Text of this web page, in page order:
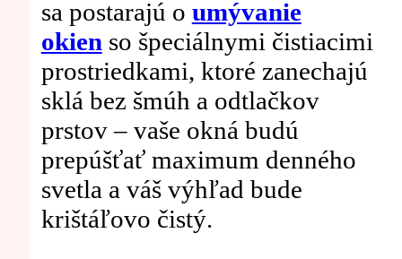
sa postarajú o umývanie
okienso špeciálnymi čistiacimi
prostriedkami, ktoré zanechajú
sklá bez šmúh a odtlačkov
prstov – vaše okná budú
prepúšťať maximum denného
svetla a váš výhľad bude
krištáľovo čistý.